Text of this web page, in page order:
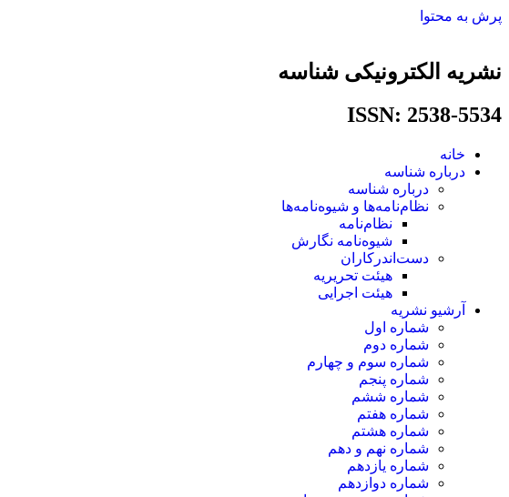
پرش به محتوا
نشریه الکترونیکی شناسه
ISSN: 2538-5534​
خانه
درباره شناسه
درباره شناسه
نظام‌نامه‌ها و شیوه‌نامه‌ها
نظام‌نامه
شیوه‌نامه نگارش
دست‌اندرکاران
هیئت تحریریه
هیئت اجرایی
آرشیو نشریه
شماره اول
شماره دوم
شماره سوم و چهارم
شماره پنجم
شماره ششم
شماره هفتم
شماره هشتم
شماره نهم و دهم
شماره یازدهم
شماره دوازدهم